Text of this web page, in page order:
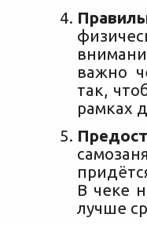
важно
так,
рамках
В чеке
лучше